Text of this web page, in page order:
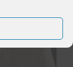
Sold